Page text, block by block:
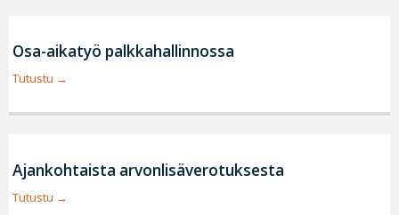
Osa-aikatyö palkkahallinnossa
Tutustu
Ajankohtaista arvonlisäverotuksesta
Tutustu